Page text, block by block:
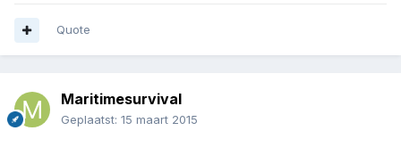
Quote
Maritimesurvival
Geplaatst: 15 maart 2015